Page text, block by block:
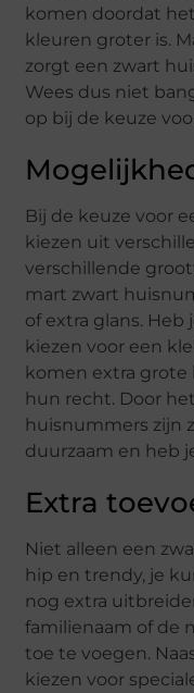
komen doordat
kleuren groter is.
zorgt een zwart
Wees dus niet
op bij de keuze
Bij de keuze voor
kiezen uit
verschillende
mart zwart
of extra glans.
kiezen voor een
komen extra
hun recht. Door
huisnummers zijn
duurzaam en heb
Extra
Niet alleen een
hip en trendy, je
nog extra
familienaam of de
toe te voegen.
kiezen voor